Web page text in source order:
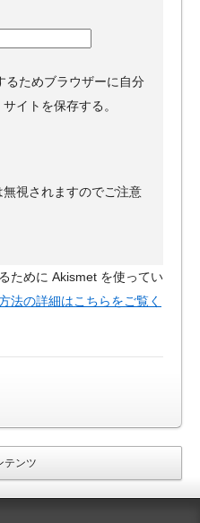
るためブラウザーに自分
イトを保存する。
視されますのでご注意
ために Akismet を使ってい
法の詳細はこちらをご覧く
テンツ